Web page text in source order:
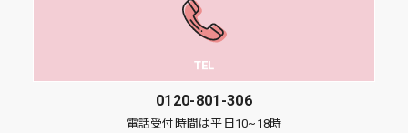
TEL
0120-801-306
電話受付時間は平日10~18時